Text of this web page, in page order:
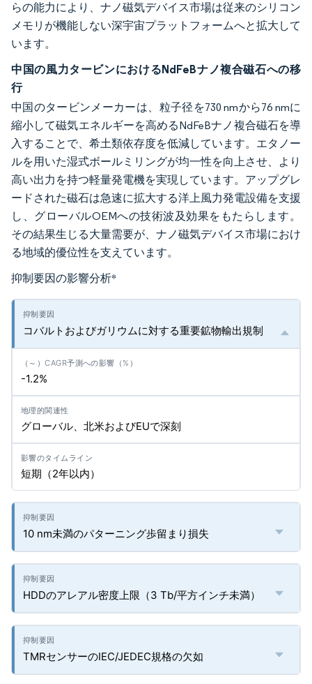
らの能力により、ナノ磁気デバイス市場は従来のシリコン
メモリが機能しない深宇宙プラットフォームへと拡大して
います。
中国の風力タービンにおけるNdFeBナノ複合磁石への移
行
中国のタービンメーカーは、粒子径を730 nmから76 nmに
縮小して磁気エネルギーを高めるNdFeBナノ複合磁石を導
入することで、希土類依存度を低減しています。エタノー
ルを用いた湿式ボールミリングが均一性を向上させ、より
高い出力を持つ軽量発電機を実現しています。アップグレ
ードされた磁石は急速に拡大する洋上風力発電設備を支援
し、グローバルOEMへの技術波及効果をもたらします。
その結果生じる大量需要が、ナノ磁気デバイス市場におけ
る地域的優位性を支えています。
抑制要因の影響分析*
コバルトおよびガリウムに対する重要鉱物輸出規制
-1.2%
グローバル、北米およびEUで深刻
短期（2年以内）
10 nm未満のパターニング歩留まり損失
HDDのアレアル密度上限（3 Tb/平方インチ未満）
TMRセンサーのIEC/JEDEC規格の欠如